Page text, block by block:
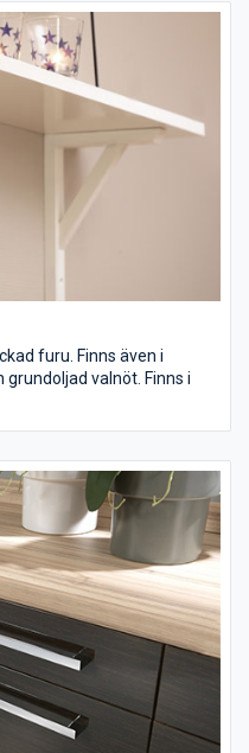
furu. Finns även i
grundoljad valnöt. Finns i